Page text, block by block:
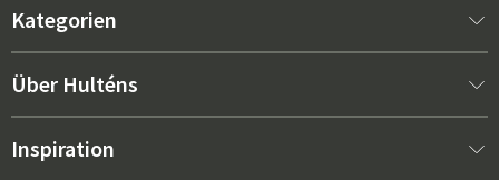
Kategorien
Neu bei uns
Über Hulténs
Über Hulténs
Inspiration